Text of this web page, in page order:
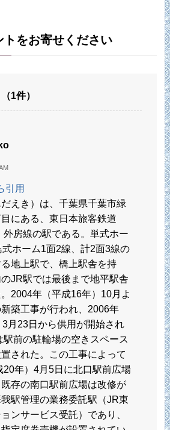
トをお寄せください
（1件）
引用
えき）は、千葉県千葉市緑
にある、東日本旅客鉄道
外房線の駅である。単式ホー
式ホーム1面2線、計2面3線の
地上駅で、橋上駅舎を持
JR駅では最後まで地平駅舎
2004年（平成16年）10月よ
築工事が行われ、2006年
3月23日から供用が開始され
駅前の駐輪場の空きスペース
された。この工事によって
20年）4月5日に北口駅前広場
存の南口駅前広場は改修が
駅管理の業務委託駅（JR東
ンサービス受託）であり、